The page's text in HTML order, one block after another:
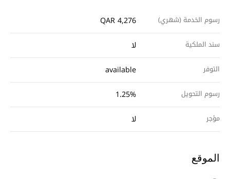
رسوم الخدمة (شهري) QAR 4,276
سند الملكية لا
التوفر available
رسوم التحويل 1.25%
مؤجر لا
الموقع